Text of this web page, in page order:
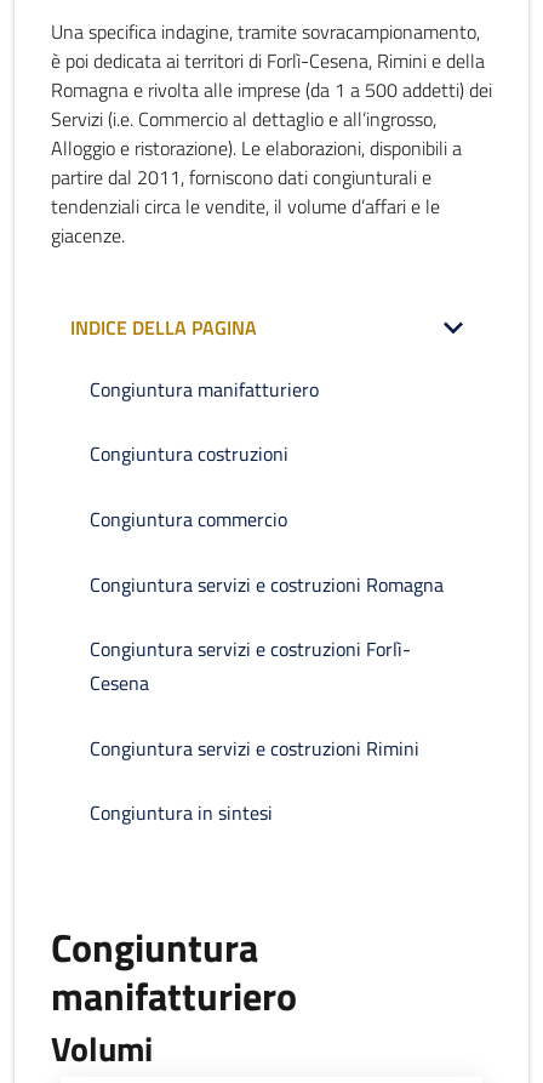
Una specifica indagine, tramite sovracampionamento,
è poi dedicata ai territori di Forlì-Cesena, Rimini e della
Romagna e rivolta alle imprese (da 1 a 500 addetti) dei
Servizi (i.e. Commercio al dettaglio e all’ingrosso,
Alloggio e ristorazione). Le elaborazioni, disponibili a
partire dal 2011, forniscono dati congiunturali e
tendenziali circa le vendite, il volume d’affari e le
giacenze.
INDICE DELLA PAGINA
Congiuntura manifatturiero
Congiuntura costruzioni
Congiuntura commercio
Congiuntura servizi e costruzioni Romagna
Congiuntura servizi e costruzioni Forlì-
Cesena
Congiuntura servizi e costruzioni Rimini
Congiuntura in sintesi
Congiuntura
manifatturiero
Volumi